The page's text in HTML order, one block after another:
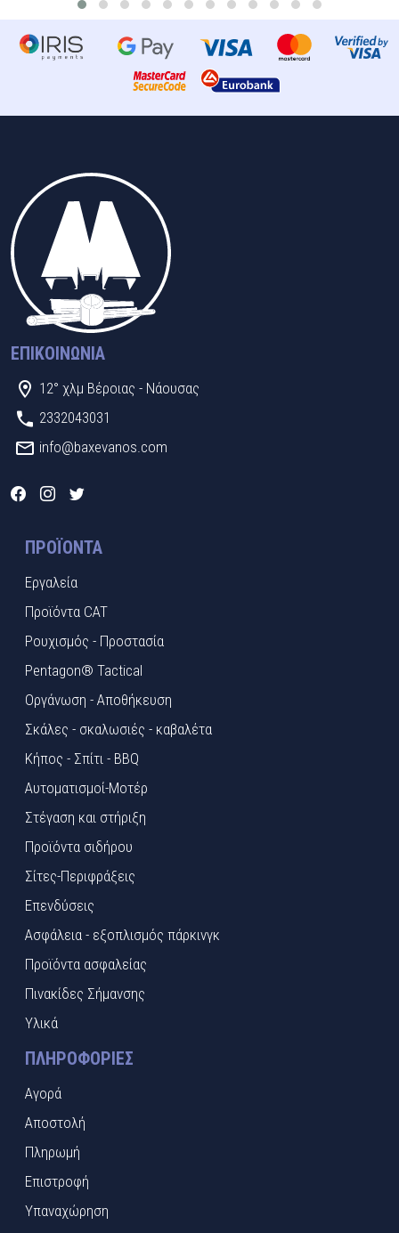
ΕΠΙΚΟΙΝΩΝΊΑ
12° χλμ Βέροιας - Νάουσας
2332043031
info@baxevanos.com
ΠΡΟΪΌΝΤΑ
Εργαλεία
Προϊόντα CAT
Ρουχισμός - Προστασία
Pentagon® Tactical
Οργάνωση - Αποθήκευση
Σκάλες - σκαλωσιές - καβαλέτα
Κήπος - Σπίτι - BBQ
Αυτοματισμοί-Μοτέρ
Στέγαση και στήριξη
Προϊόντα σιδήρου
Σίτες-Περιφράξεις
Επενδύσεις
Ασφάλεια - εξοπλισμός πάρκινγκ
Προϊόντα ασφαλείας
Πινακίδες Σήμανσης
Υλικά
ΠΛΗΡΟΦΟΡΊΕΣ
Αγορά
Αποστολή
Πληρωμή
Επιστροφή
Υπαναχώρηση